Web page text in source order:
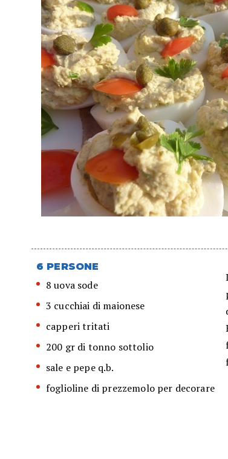
6 PERSONE
8 uova sode
3 cucchiai di maionese
capperi tritati
200 gr di tonno sottolio
sale e pepe q.b.
foglioline di prezzemolo per decorare